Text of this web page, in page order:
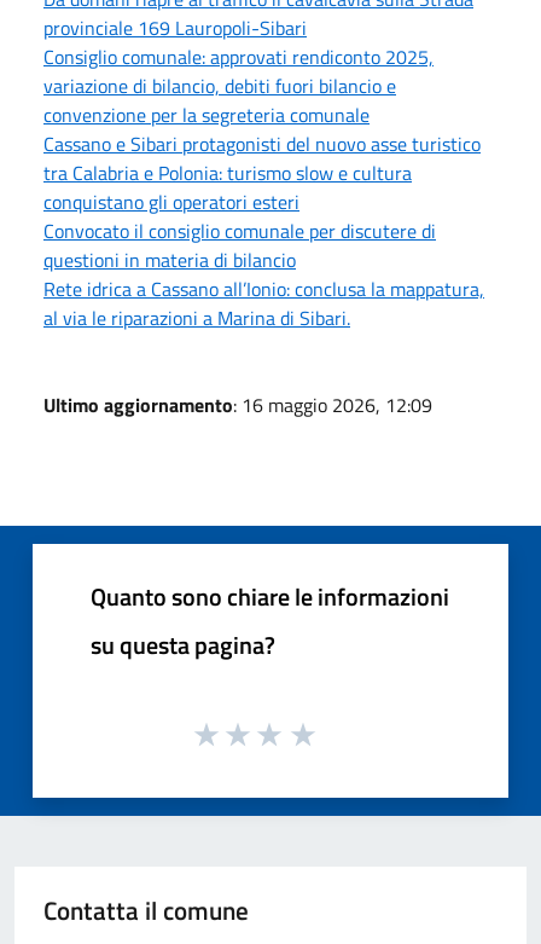
provinciale 169 Lauropoli-Sibari
Consiglio comunale: approvati rendiconto 2025,
variazione di bilancio, debiti fuori bilancio e
convenzione per la segreteria comunale
Cassano e Sibari protagonisti del nuovo asse turistico
tra Calabria e Polonia: turismo slow e cultura
conquistano gli operatori esteri
Convocato il consiglio comunale per discutere di
questioni in materia di bilancio
Rete idrica a Cassano all’Ionio: conclusa la mappatura,
al via le riparazioni a Marina di Sibari.
Ultimo aggiornamento: 16 maggio 2026, 12:09
Quanto sono chiare le informazioni
su questa pagina?
Contatta il comune